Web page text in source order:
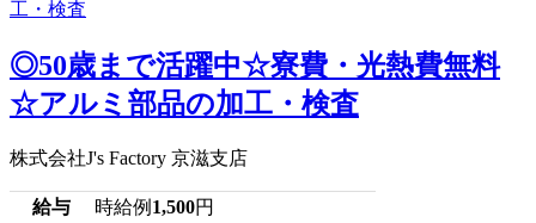
◎50歳まで活躍中☆寮費・光熱費無料
☆アルミ部品の加工・検査
株式会社J's Factory 京滋支店
給与 時給例 1,500円